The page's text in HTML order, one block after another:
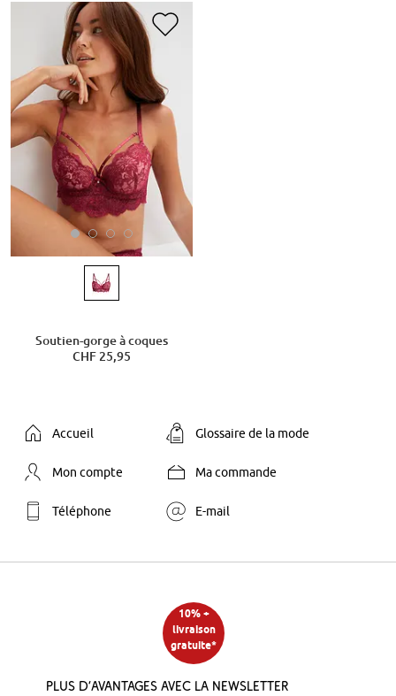
Soutien-gorge à coques
CHF 25,95
Accueil Glossaire de la mode
Mon compte Ma commande
Téléphone E-mail
10% +
livraison
gratuite*
Plus d’avantages avec la newsletter